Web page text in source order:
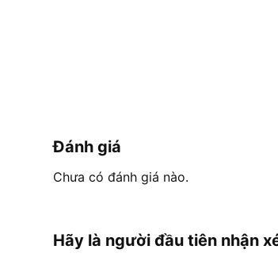
Đánh giá
Chưa có đánh giá nào.
Hãy là người đầu tiên nhận